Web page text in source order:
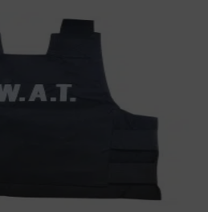
variantes.
Las
se
pueden
de